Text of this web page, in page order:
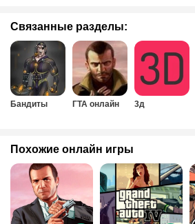
Связанные разделы:
Бандиты ГТА онлайн 3д
Похожие онлайн игры